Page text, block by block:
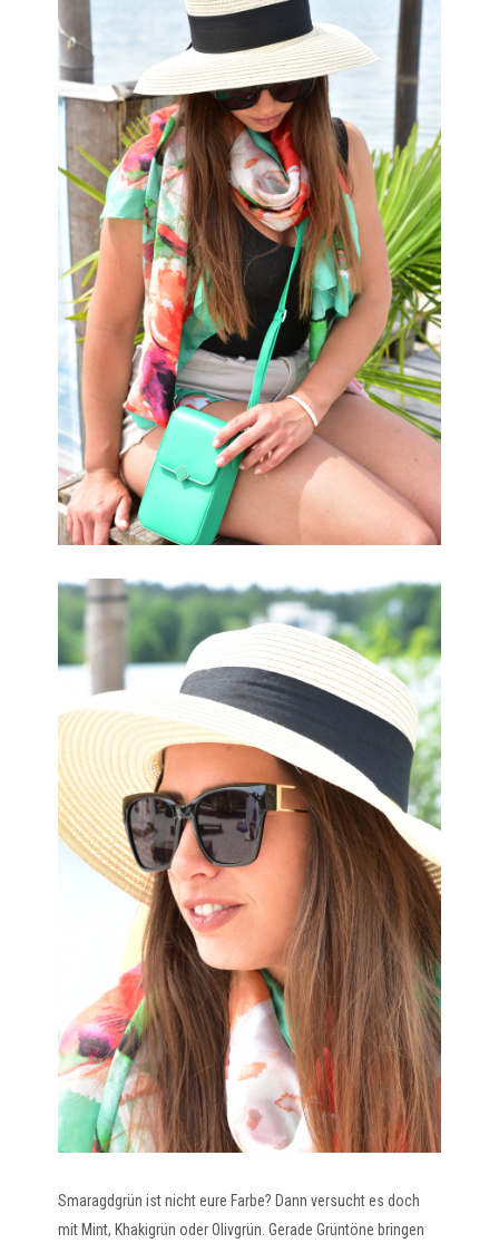
Smaragdgrün ist nicht eure Farbe? Dann versucht es doch
mit Mint, Khakigrün oder Olivgrün. Gerade Grüntöne bringen